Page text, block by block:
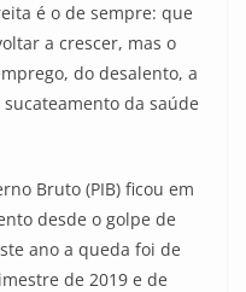
é o de sempre: que
a crescer, mas o
do desalento, a
da saúde
Bruto (PIB) ficou em
desde o golpe de
ano a queda foi de
de 2019 e de